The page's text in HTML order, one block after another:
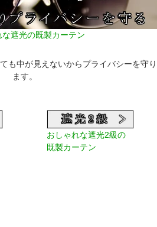
遮光の既製カーテン
も中が見えないからプライバシーを守り
ます。
おしゃれな遮光2級の
既製カーテン